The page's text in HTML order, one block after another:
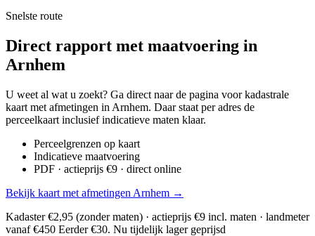
Snelste route
Direct rapport met maatvoering in
Arnhem
U weet al wat u zoekt? Ga direct naar de pagina voor kadastrale
kaart met afmetingen in Arnhem. Daar staat per adres de
perceelkaart inclusief indicatieve maten klaar.
Perceelgrenzen op kaart
Indicatieve maatvoering
PDF · actieprijs €9 · direct online
Bekijk kaart met afmetingen Arnhem →
Kadaster €2,95 (zonder maten) · actieprijs €9 incl. maten · landmeter
vanaf €450 Eerder €30. Nu tijdelijk lager geprijsd